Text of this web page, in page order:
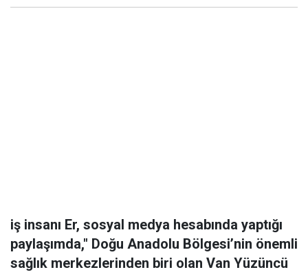
iş insanı Er, sosyal medya hesabında yaptığı
paylaşımda," Doğu Anadolu Bölgesi’nin önemli
sağlık merkezlerinden biri olan Van Yüzüncü